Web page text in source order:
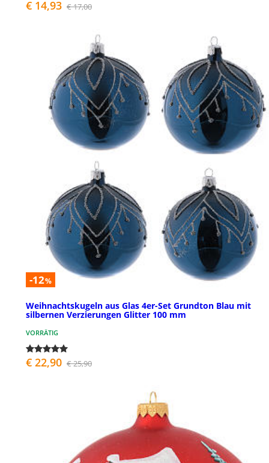
€ 14,93 € 17,00
-12%
Weihnachtskugeln aus Glas 4er-Set Grundton Blau mit
silbernen Verzierungen Glitter 100 mm
VORRÄTIG
€ 22,90 € 25,90